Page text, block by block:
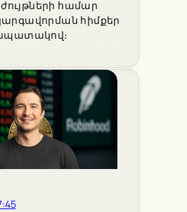
համար
հիմքեր
նպատակով։